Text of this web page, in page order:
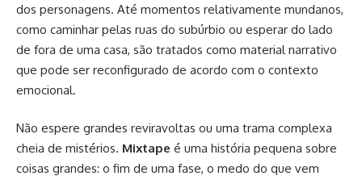
dos personagens. Até momentos relativamente mundanos,
como caminhar pelas ruas do subúrbio ou esperar do lado
de fora de uma casa, são tratados como material narrativo
que pode ser reconfigurado de acordo com o contexto
emocional.
Não espere grandes reviravoltas ou uma trama complexa
cheia de mistérios. Mixtape é uma história pequena sobre
coisas grandes: o fim de uma fase, o medo do que vem